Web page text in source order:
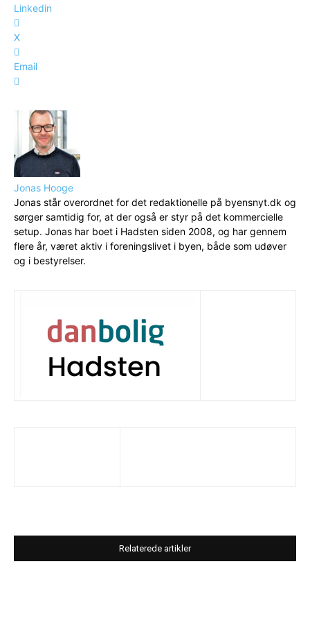
Linkedin
X
Email
Jonas Hooge
Jonas står overordnet for det redaktionelle på byensnyt.dk og
sørger samtidig for, at der også er styr på det kommercielle
setup. Jonas har boet i Hadsten siden 2008, og har gennem
flere år, været aktiv i foreningslivet i byen, både som udøver
og i bestyrelser.
Relaterede artikler